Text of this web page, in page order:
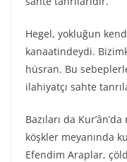
Hegel, yokluğun kendi
kanaatindeydi.
hüsran. Bu
ilahiyatçı sahte
Bazıları da
köşkler meyanında
Efendim Araplar,